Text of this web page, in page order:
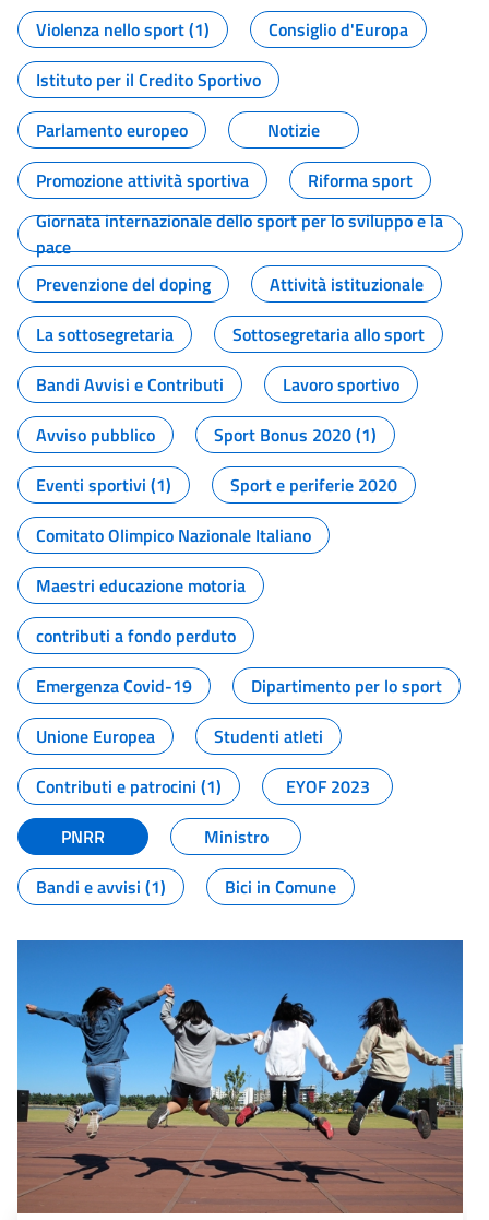
Violenza nello sport (1)
Consiglio d'Europa
Istituto per il Credito Sportivo
Parlamento europeo
Notizie
Promozione attività sportiva
Riforma sport
Giornata internazionale dello sport per lo sviluppo e la
pace
Prevenzione del doping
Attività istituzionale
La sottosegretaria
Sottosegretaria allo sport
Bandi Avvisi e Contributi
Lavoro sportivo
Avviso pubblico
Sport Bonus 2020 (1)
Eventi sportivi (1)
Sport e periferie 2020
Comitato Olimpico Nazionale Italiano
Maestri educazione motoria
contributi a fondo perduto
Emergenza Covid-19
Dipartimento per lo sport
Unione Europea
Studenti atleti
Contributi e patrocini (1)
EYOF 2023
PNRR
Ministro
Bandi e avvisi (1)
Bici in Comune